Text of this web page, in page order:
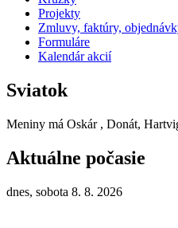
Projekty
Zmluvy, faktúry,
Formuláre
Kalendár akcií
Sviatok
Meniny má Oskár , Donát,
Aktuálne počasie
dnes, sobota 8. 8. 2026